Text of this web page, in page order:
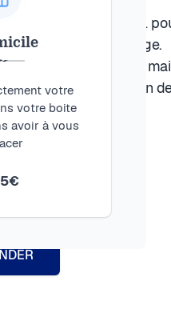
se lient dans ce recueil
tous liés au courage.
solitude ,colère
de façon artistique afin
sens et de vécus.
votre
votre boite
avoir à vous